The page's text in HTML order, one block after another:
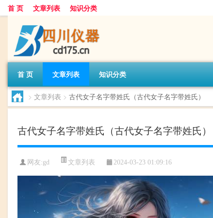
首 页 文章列表 知识分类
首 页 文章列表 知识分类
> 文章列表 > 古代女子名字带姓氏（古代女子名字带姓氏）
古代女子名字带姓氏（古代女子名字带姓氏）
网友:gd 文章列表 2024-03-23 01:09:16